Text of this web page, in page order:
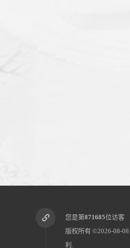
您是第871685位访客
版权所有 ©2026-08-08
利.